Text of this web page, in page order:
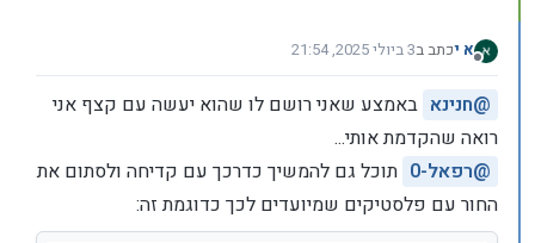
מנותק
א יכתב ב3 ביולי 2025, 21:54
נערך לאחרונה על ידי
@חנינא באמצע שאני רושם לו שהוא יעשה עם קצף אני
רואה שהקדמת אותי...
@רפאל-0
תוכל גם להמשיך כדרכך עם קדיחה ולסתום את
החור עם פלסטיקים שמיועדים לכך כדוגמת זה: